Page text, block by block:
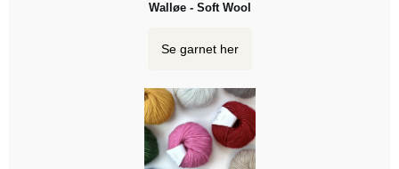
Walløe - Soft Wool
Se garnet her